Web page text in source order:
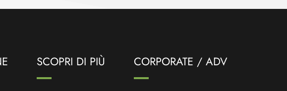
SCOPRI DI PIÙ CORPORATE / ADV